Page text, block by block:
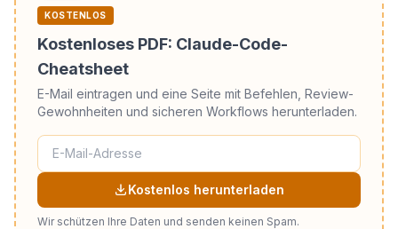
KOSTENLOS
Kostenloses PDF: Claude-Code-
Cheatsheet
E-Mail eintragen und eine Seite mit Befehlen, Review-
Gewohnheiten und sicheren Workflows herunterladen.
Kostenlos herunterladen
Wir schützen Ihre Daten und senden keinen Spam.